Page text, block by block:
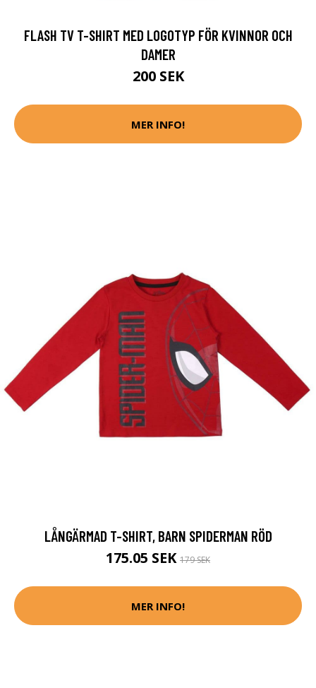
FLASH TV T-SHIRT MED LOGOTYP FÖR KVINNOR OCH
DAMER
200 SEK
MER INFO!
LÅNGÄRMAD T-SHIRT, BARN SPIDERMAN RÖD
175.05 SEK 179 SEK
MER INFO!